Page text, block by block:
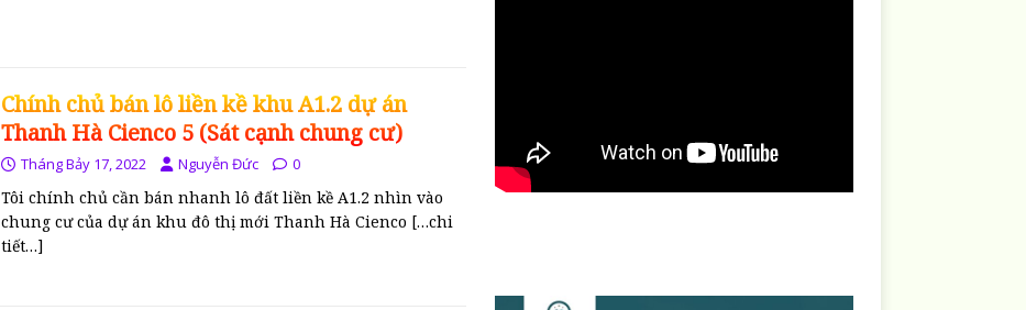
Chính chủ bán lô liền kề khu A1.2 dự án
Thanh Hà Cienco 5 (Sát cạnh chung cư)
Tháng Bảy 17, 2022 Nguyễn Đức 0
Tôi chính chủ cần bán nhanh lô đất liền kề A1.2 nhìn vào
chung cư của dự án khu đô thị mới Thanh Hà Cienco […chi
tiết…]